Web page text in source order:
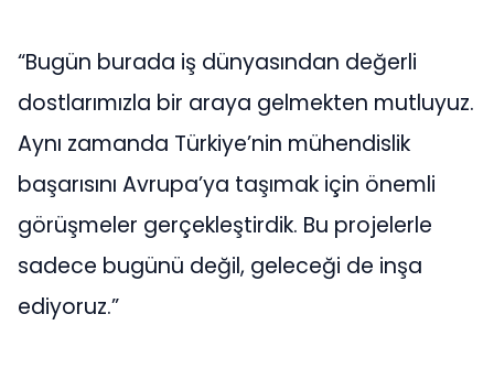
“Bugün burada iş dünyasından değerli
dostlarımızla bir araya gelmekten mutluyuz.
Aynı zamanda Türkiye’nin mühendislik
başarısını Avrupa’ya taşımak için önemli
görüşmeler gerçekleştirdik. Bu projelerle
sadece bugünü değil, geleceği de inşa
ediyoruz.”